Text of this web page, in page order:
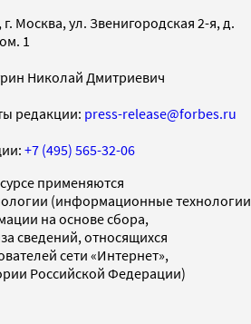
Москва, ул. Звенигородская 2-я, д.
1
Николай Дмитриевич
редакции: press-release@forbes.ru
+7 (495) 565-32-06
применяются
(информационные технологии
на основе сбора,
сведений, относящихся
сети «Интернет»,
Российской Федерации)